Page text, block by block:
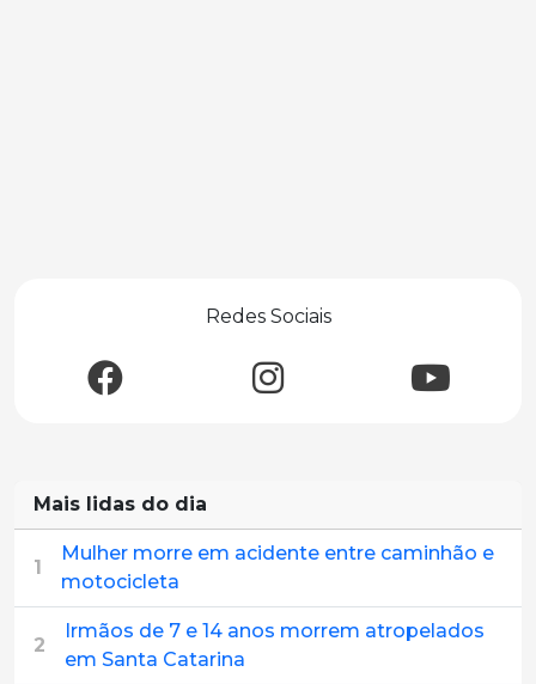
Redes Sociais
Mais lidas do dia
1
Mulher morre em acidente entre caminhão e
motocicleta
2
Irmãos de 7 e 14 anos morrem atropelados
em Santa Catarina